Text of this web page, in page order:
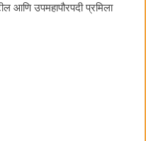
आणि उपमहापौरपदी प्रमिला